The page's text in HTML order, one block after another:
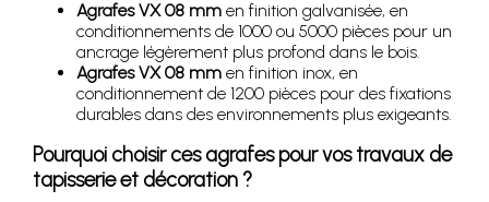
Agrafes VX 08 mm en finition galvanisée, en
conditionnements de 1000 ou 5000 pièces pour un
ancrage légèrement plus profond dans le bois.
Agrafes VX 08 mm en finition inox, en
conditionnement de 1200 pièces pour des fixations
durables dans des environnements plus exigeants.
Pourquoi choisir ces agrafes pour vos travaux de
tapisserie et décoration ?